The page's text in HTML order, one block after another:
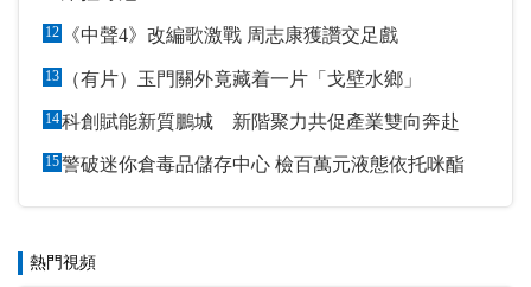
12 《中聲4》改編歌激戰 周志康獲讚交足戲
13 （有片）玉門關外竟藏着一片「戈壁水鄉」
14科創賦能新質鵬城 新階聚力共促產業雙向奔赴
15警破迷你倉毒品儲存中心 檢百萬元液態依托咪酯
熱門視頻